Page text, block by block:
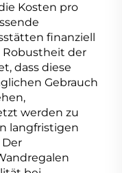
Kosten pro
finanziell
Robustheit der
dass diese
Gebrauch
werden zu
langfristigen